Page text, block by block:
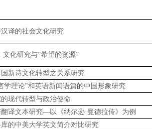
译的社会文化研究
文化研究与“希望的资源”
新诗文化转型之关系研究
学理论”和英语新闻语篇的中国形象研究
现代转型与政治使命
译文本研究—以《纳尔逊·曼德拉传》为例
的中美大学英文简介对比研究